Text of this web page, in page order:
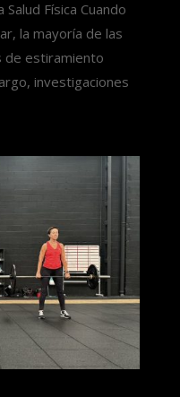
Física Cuando
la mayoría de las
de estiramiento
investigaciones